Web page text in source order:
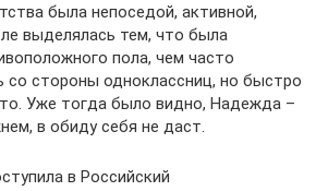
была непоседой, активной,
выделялась тем, что была
пола, чем часто
со стороны одноклассниц, но быстро
Уже тогда было видно, Надежда –
в обиду себя не даст.
в Российский